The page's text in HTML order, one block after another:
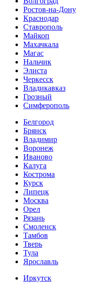
Ростов-на-Дону
Краснодар
Ставрополь
Майкоп
Махачкала
Магас
Нальчик
Элиста
Черкесск
Владикавказ
Грозный
Симферополь
Белгород
Брянск
Владимир
Воронеж
Иваново
Калуга
Кострома
Курск
Липецк
Москва
Орел
Рязань
Смоленск
Тамбов
Тверь
Тула
Ярославль
Иркутск